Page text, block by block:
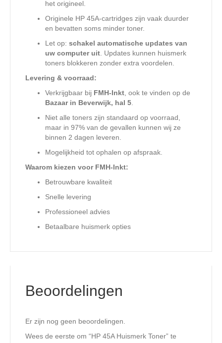
het origineel.
Originele HP 45A-cartridges zijn vaak duurder
en bevatten soms minder toner.
Let op: schakel automatische updates van
uw computer uit. Updates kunnen huismerk
toners blokkeren zonder extra voordelen.
Levering & voorraad:
Verkrijgbaar bij FMH-Inkt, ook te vinden op de
Bazaar in Beverwijk, hal 5.
Niet alle toners zijn standaard op voorraad,
maar in 97% van de gevallen kunnen wij ze
binnen 2 dagen leveren.
Mogelijkheid tot ophalen op afspraak.
Waarom kiezen voor FMH-Inkt:
Betrouwbare kwaliteit
Snelle levering
Professioneel advies
Betaalbare huismerk opties
Beoordelingen
Er zijn nog geen beoordelingen.
Wees de eerste om “HP 45A Huismerk Toner” te